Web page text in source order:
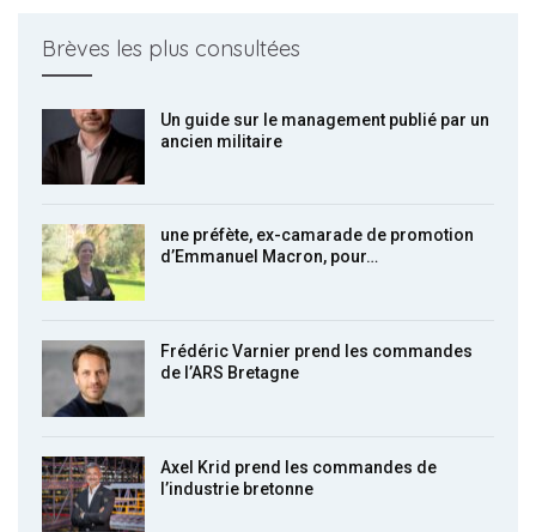
Brèves les plus consultées
Un guide sur le management publié par un
ancien militaire
une préfète, ex-camarade de promotion
d’Emmanuel Macron, pour…
Frédéric Varnier prend les commandes
de l’ARS Bretagne
Axel Krid prend les commandes de
l’industrie bretonne